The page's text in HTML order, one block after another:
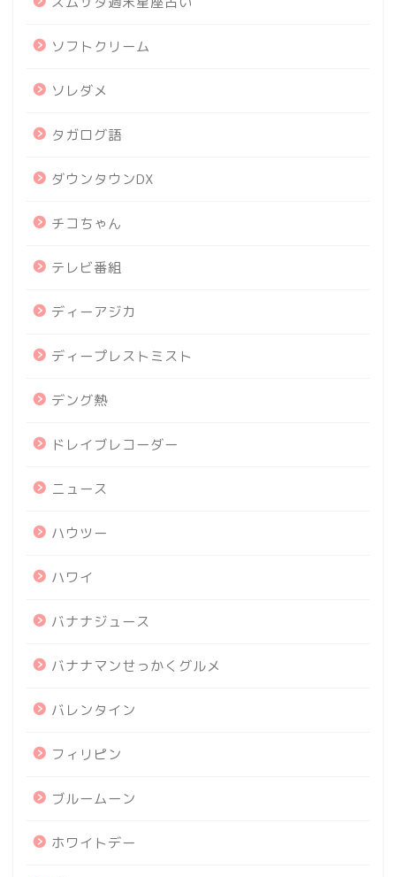
ソフトクリーム
ソレダメ
タガログ語
ダウンタウンDX
チコちゃん
テレビ番組
ディーアジカ
ディープレストミスト
デング熱
ドレイブレコーダー
ニュース
ハウツー
ハワイ
バナナジュース
バナナマンせっかくグルメ
バレンタイン
フィリピン
ブルームーン
ホワイトデー